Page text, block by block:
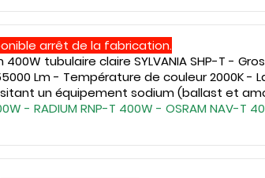
arrêt de la fabrication.
tubulaire claire SYLVANIA SHP-T -
Lm - Température de couleur 2000K -
un équipement sodium (ballast et
- RADIUM RNP-T 400W - OSRAM NAV-T